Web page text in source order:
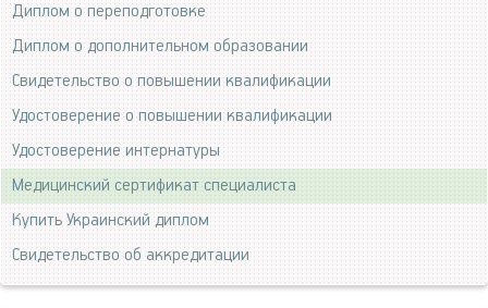
Диплом о переподготовке
Диплом о дополнительном образовании
Свидетельство о повышении квалификации
Удостоверение о повышении квалификации
Удостоверение интернатуры
Медицинский сертификат специалиста
Купить Украинский диплом
Свидетельство об аккредитации